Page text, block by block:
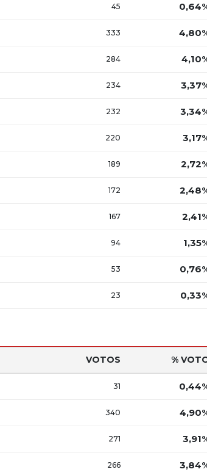
45
333
284
234
232
220
189
172
167
94
53
23
VOTOS %
31
340
271
266